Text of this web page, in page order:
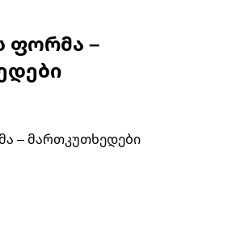
ფორმა –
– მართკუთხედები